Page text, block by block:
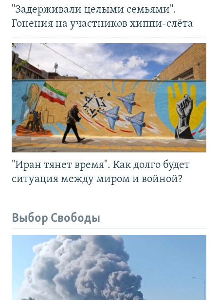
"Задерживали целыми семьями".
Гонения на участников хиппи-слёта
"Иран тянет время". Как долго будет
ситуация между миром и войной?
Выбор Свободы